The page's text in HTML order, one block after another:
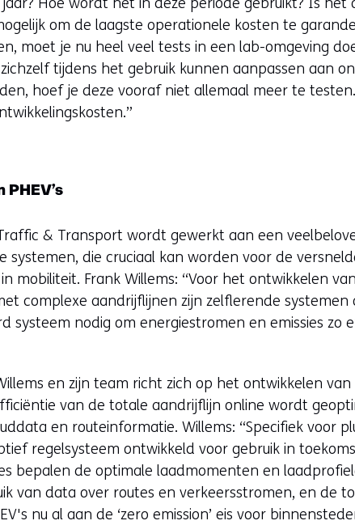
om de laagste operationele kosten te
moet je nu heel veel tests in een lab-omgeving
tijdens het gebruik kunnen aanpassen aan
hoef je deze vooraf niet allemaal meer te
PHEV’s
& Transport wordt gewerkt aan een
systemen, die cruciaal kan worden voor de
mobiliteit. Frank Willems: “Voor het ontwikkelen
complexe aandrijflijnen zijn zelflerende
systeem nodig om energiestromen en emissies zo
en zijn team richt zich op het ontwikkelen
van de totale aandrijflijn online wordt
en routeinformatie. Willems: “Specifiek voor
regelsysteem ontwikkeld voor gebruik in
bepalen de optimale laadmomenten en
van data over routes en verkeersstromen, en de
nu al aan de ‘zero emission’ eis voor